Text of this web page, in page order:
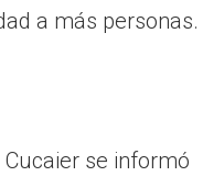
a más personas.
se informó